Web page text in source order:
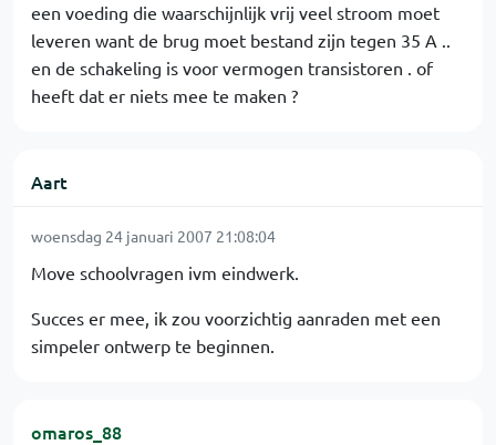
een voeding die waarschijnlijk vrij veel stroom moet
leveren want de brug moet bestand zijn tegen 35 A ..
en de schakeling is voor vermogen transistoren . of
heeft dat er niets mee te maken ?
Aart
woensdag 24 januari 2007 21:08:04
Move schoolvragen ivm eindwerk.
Succes er mee, ik zou voorzichtig aanraden met een
simpeler ontwerp te beginnen.
omaros_88